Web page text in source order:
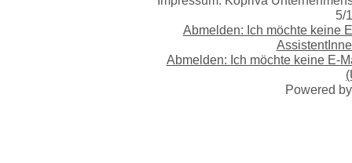
5/
Abmelden: Ich möchte keine
Abmelden: Ich möchte keine E-
Powered